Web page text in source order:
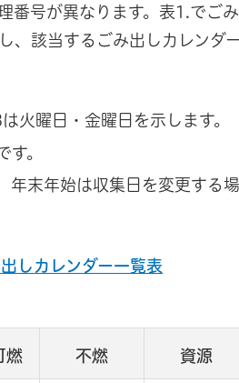
番号が異なります。表1.でご
該当するごみ出しカレンダ
火曜日・金曜日を示します。
す。
年末年始は収集日を変更する
しカレンダー一覧表
燃 不燃 資源